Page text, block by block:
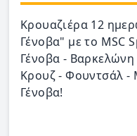
Κρουαζιέρα 12
Γένοβα" με το MSC
Γένοβα -
Κρουζ - Φουντσάλ -
Γένοβα!